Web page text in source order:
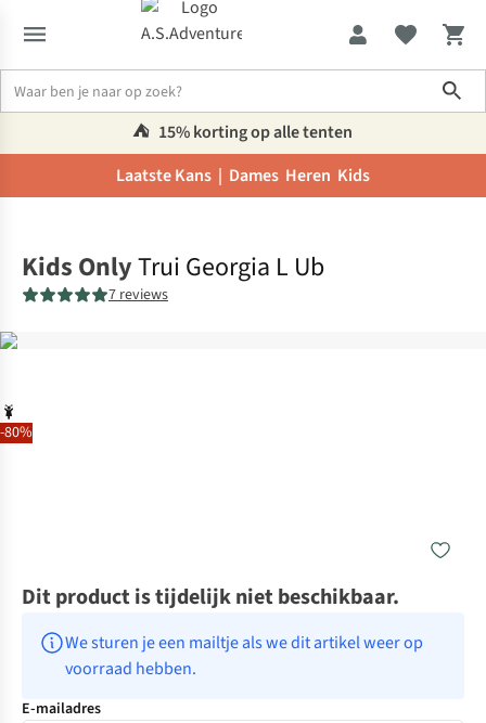
⛺️ 15% korting op alle tenten
Laatste Kans | Dames Heren Kids
-80%
Kids OnlyTrui Georgia L Ub
7 reviews
Dit product is tijdelijk niet beschikbaar.
We sturen je een mailtje als we dit artikel weer op
voorraad hebben.
E-mailadres